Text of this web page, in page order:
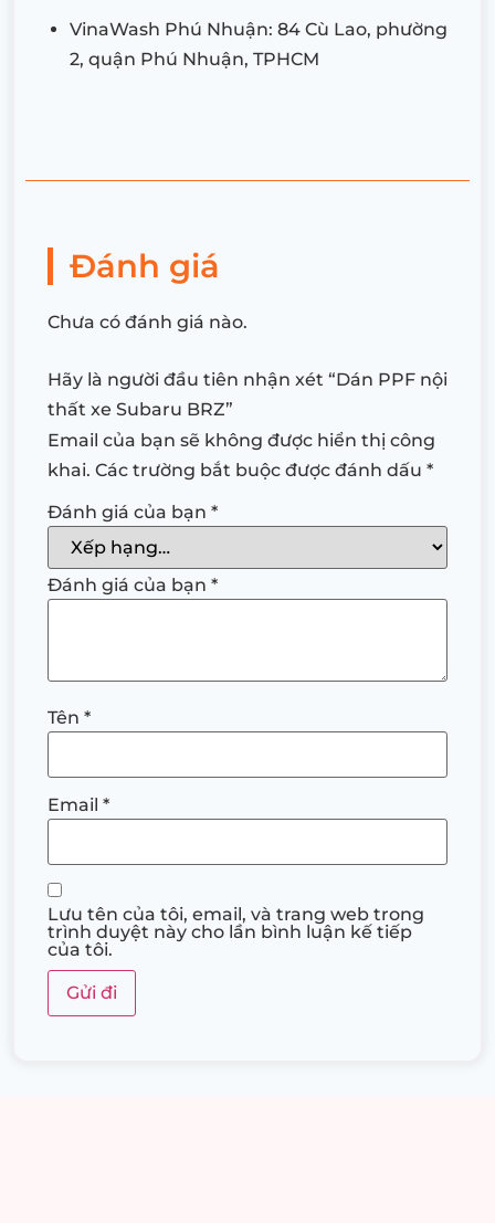
VinaWash Phú Nhuận: 84 Cù Lao, phường
2, quận Phú Nhuận, TPHCM
Đánh giá
Chưa có đánh giá nào.
Hãy là người đầu tiên nhận xét “Dán PPF nội
thất xe Subaru BRZ”
Email của bạn sẽ không được hiển thị công
khai. Các trường bắt buộc được đánh dấu *
Đánh giá của bạn *
Đánh giá của bạn *
Tên *
Email *
Lưu tên của tôi, email, và trang web trong
trình duyệt này cho lần bình luận kế tiếp
của tôi.